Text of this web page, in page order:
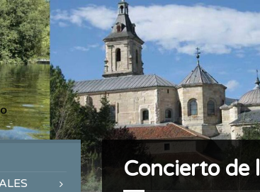
Concierto de